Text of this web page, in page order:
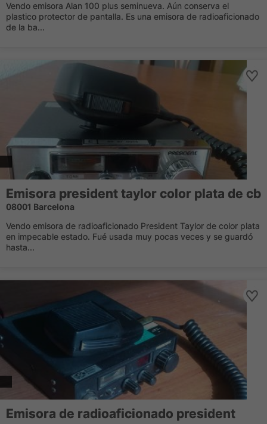
Vendo emisora Alan 100 plus seminueva. Aún conserva el
plastico protector de pantalla. Es una emisora de radioaficionado
de la ba...
Emisora president taylor color plata de cb
08001 Barcelona
Vendo emisora de radioaficionado President Taylor de color plata
en impecable estado. Fué usada muy pocas veces y se guardó
hasta...
Emisora de radioaficionado president